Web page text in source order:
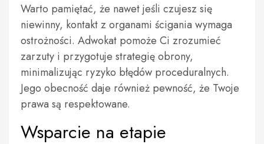
Warto pamiętać, że nawet jeśli czujesz się
niewinny, kontakt z organami ścigania wymaga
ostrożności. Adwokat pomoże Ci zrozumieć
zarzuty i przygotuje strategię obrony,
minimalizując ryzyko błędów proceduralnych.
Jego obecność daje również pewność, że Twoje
prawa są respektowane.
Wsparcie na etapie